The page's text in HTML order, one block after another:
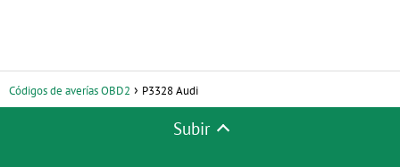
Códigos de averías OBD2 P3328 Audi
Subir